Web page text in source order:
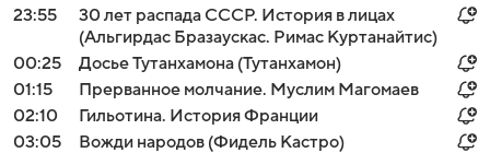
23:55
30 лет распада СССР. История в лицах
(Альгирдас Бразаускас. Римас Куртанайтис)
00:25
Досье Тутанхамона (Тутанхамон)
01:15
Прерванное молчание. Муслим Магомаев
02:10
Гильотина. История Франции
03:05
Вожди народов (Фидель Кастро)